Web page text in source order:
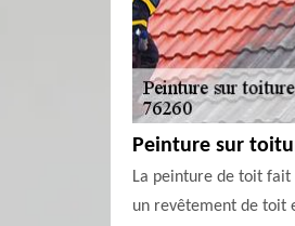
Peinture sur
La peinture de toit fait
un revêtement de toit